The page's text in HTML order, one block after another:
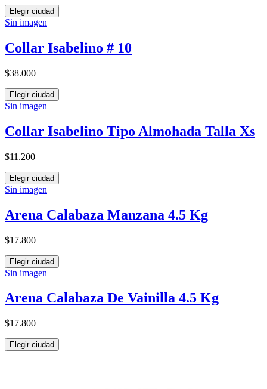
Elegir ciudad
Sin imagen
Collar Isabelino # 10
$38.000
Elegir ciudad
Sin imagen
Collar Isabelino Tipo Almohada Talla Xs
$11.200
Elegir ciudad
Sin imagen
Arena Calabaza Manzana 4.5 Kg
$17.800
Elegir ciudad
Sin imagen
Arena Calabaza De Vainilla 4.5 Kg
$17.800
Elegir ciudad